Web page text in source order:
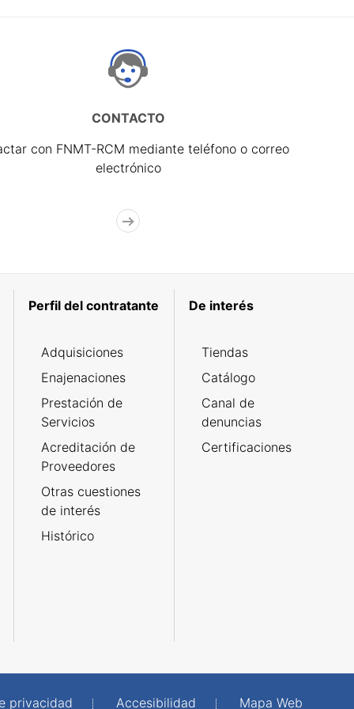
CONTACTO
con FNMT-RCM mediante teléfono o correo
electrónico
Perfil del contratante
Adquisiciones
Enajenaciones
Prestación de
Servicios
Acreditación de
Proveedores
Otras cuestiones
de interés
Histórico
De interés
Tiendas
Catálogo
Canal de
denuncias
Certificaciones
privacidad Accesibilidad Mapa Web